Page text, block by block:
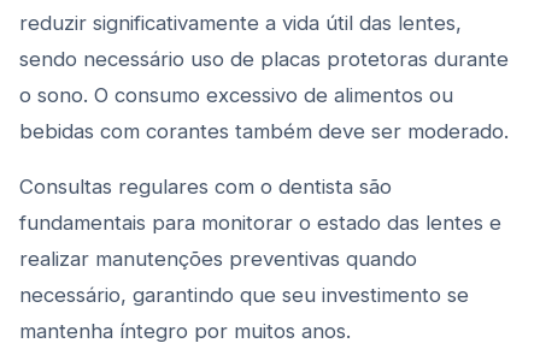
reduzir significativamente a vida útil das lentes,
sendo necessário uso de placas protetoras durante
o sono. O consumo excessivo de alimentos ou
bebidas com corantes também deve ser moderado.
Consultas regulares com o dentista são
fundamentais para monitorar o estado das lentes e
realizar manutenções preventivas quando
necessário, garantindo que seu investimento se
mantenha íntegro por muitos anos.